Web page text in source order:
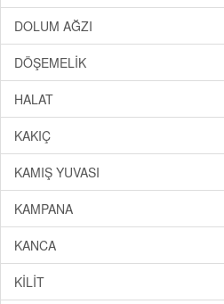
DOLUM AĞZI
DÖŞEMELİK
HALAT
KAKIÇ
KAMIŞ YUVASI
KAMPANA
KANCA
KİLİT